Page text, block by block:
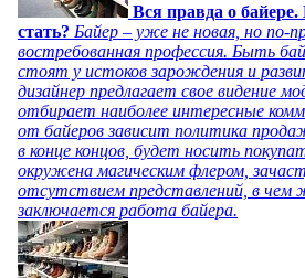
Вся правда о
стать? Байер – уже не новая, но по-
востребованная профессия. Быть
стоят у истоков зарождения и
дизайнер предлагает свое видение
отбирает наиболее интересные
от байеров зависит политика
в конце концов, будет носить
окружена магическим флером,
отсутствием представлений, в чем
заключается работа байера.